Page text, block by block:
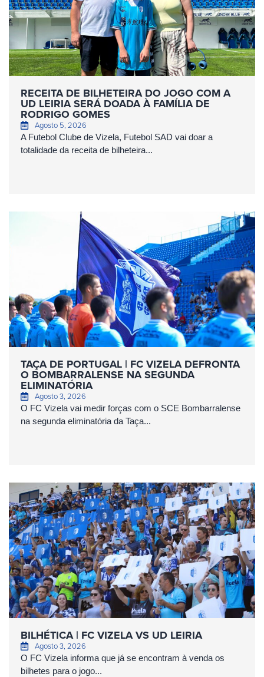
RECEITA DE BILHETEIRA DO JOGO COM A
UD LEIRIA SERÁ DOADA À FAMÍLIA DE
RODRIGO GOMES
Agosto 5, 2026
A Futebol Clube de Vizela, Futebol SAD vai doar a
totalidade da receita de bilheteira...
TAÇA DE PORTUGAL | FC VIZELA DEFRONTA
O BOMBARRALENSE NA SEGUNDA
ELIMINATÓRIA
Agosto 3, 2026
O FC Vizela vai medir forças com o SCE Bombarralense
na segunda eliminatória da Taça...
BILHÉTICA | FC VIZELA VS UD LEIRIA
Agosto 3, 2026
O FC Vizela informa que já se encontram à venda os
bilhetes para o jogo...